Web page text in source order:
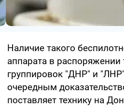
Наличие такого
аппарата в распоряжении
группировок "ДНР" и
очередным
поставляет технику на